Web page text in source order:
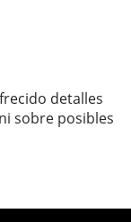
detalles
sobre posibles